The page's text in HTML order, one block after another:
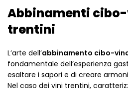
Abbinamenti
trentini
L’arte dell’abbinamento cibo-
fondamentale dell’esperienza
esaltare i sapori e di creare
Nel caso dei vini trentini,